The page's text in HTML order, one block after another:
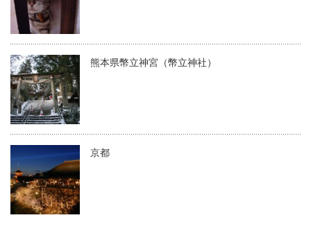
熊本県幣立神宮（幣立神社）
京都